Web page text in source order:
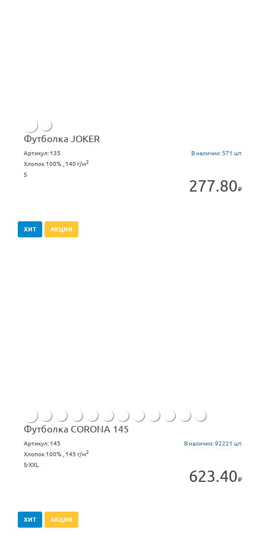
Футболка JOKER
Артикул: 135 В наличии: 571 шт.
Хлопок 100% , 140 г/м2
S
277.80
ХИТ АКЦИЯ
Футболка CORONA 145
Артикул: 145 В наличии:92221 шт.
Хлопок 100% , 145 г/м2
S-XXL
623.40
ХИТ АКЦИЯ